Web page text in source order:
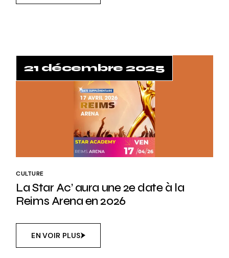
21 décembre 2025
CULTURE
La Star Ac’ aura une 2e date à la
Reims Arena en 2026
EN VOIR PLUS